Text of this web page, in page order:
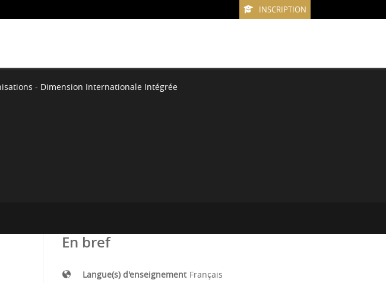
INSCRIPTION
- Dimension Internationale Intégrée
En bref
Langue(s) d'enseignement Français